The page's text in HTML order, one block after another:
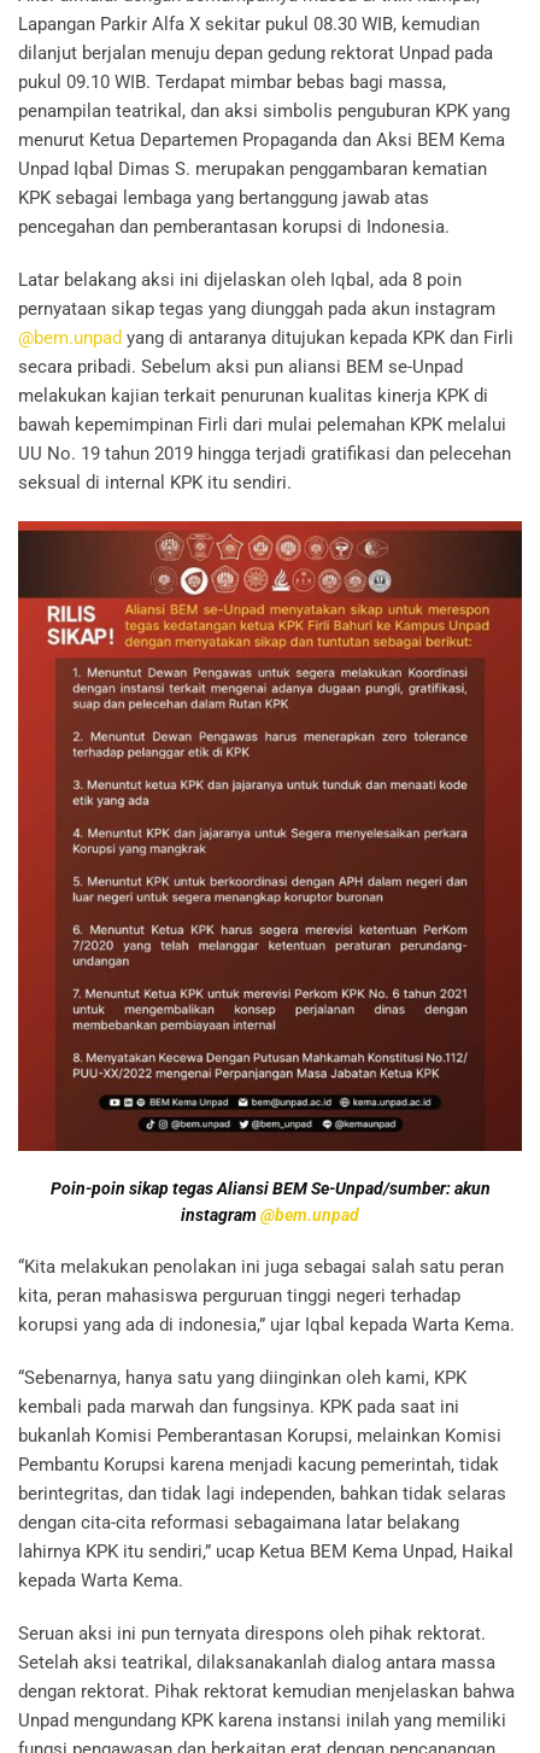
Lapangan Parkir Alfa X sekitar pukul 08.30 WIB, kemudian
dilanjut berjalan menuju depan gedung rektorat Unpad pada
pukul 09.10 WIB. Terdapat mimbar bebas bagi massa,
penampilan teatrikal, dan aksi simbolis penguburan KPK yang
menurut Ketua Departemen Propaganda dan Aksi BEM Kema
Unpad Iqbal Dimas S. merupakan penggambaran kematian
KPK sebagai lembaga yang bertanggung jawab atas
pencegahan dan pemberantasan korupsi di Indonesia.
Latar belakang aksi ini dijelaskan oleh Iqbal, ada 8 poin
pernyataan sikap tegas yang diunggah pada akun instagram
@bem.unpad yang di antaranya ditujukan kepada KPK dan Firli
secara pribadi. Sebelum aksi pun aliansi BEM se-Unpad
melakukan kajian terkait penurunan kualitas kinerja KPK di
bawah kepemimpinan Firli dari mulai pelemahan KPK melalui
UU No. 19 tahun 2019 hingga terjadi gratifikasi dan pelecehan
seksual di internal KPK itu sendiri.
Poin-poin sikap tegas Aliansi BEM Se-Unpad/sumber: akun
instagram@bem.unpad
“Kita melakukan penolakan ini juga sebagai salah satu peran
kita, peran mahasiswa perguruan tinggi negeri terhadap
korupsi yang ada di indonesia,” ujar Iqbal kepada Warta Kema.
“Sebenarnya, hanya satu yang diinginkan oleh kami, KPK
kembali pada marwah dan fungsinya. KPK pada saat ini
bukanlah Komisi Pemberantasan Korupsi, melainkan Komisi
Pembantu Korupsi karena menjadi kacung pemerintah, tidak
berintegritas, dan tidak lagi independen, bahkan tidak selaras
dengan cita-cita reformasi sebagaimana latar belakang
lahirnya KPK itu sendiri,” ucap Ketua BEM Kema Unpad, Haikal
kepada Warta Kema.
Seruan aksi ini pun ternyata direspons oleh pihak rektorat.
Setelah aksi teatrikal, dilaksanakanlah dialog antara massa
dengan rektorat. Pihak rektorat kemudian menjelaskan bahwa
Unpad mengundang KPK karena instansi inilah yang memiliki